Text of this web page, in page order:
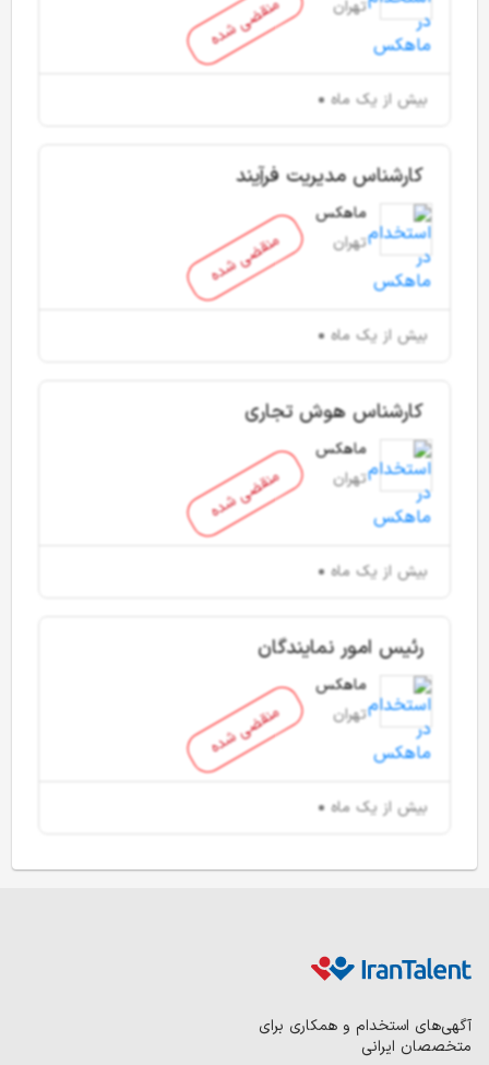
منقضی شده
تهران
بیش از یک ماه
منقضی شده
کارشناس مدیریت فرآِیند
ماهکس
تهران
بیش از یک ماه
منقضی شده
کارشناس هوش تجاری
ماهکس
تهران
بیش از یک ماه
منقضی شده
رئیس امور نمایندگان
ماهکس
تهران
بیش از یک ماه
آگهی‌های استخدام و همکاری برای
متخصصان ایرانی